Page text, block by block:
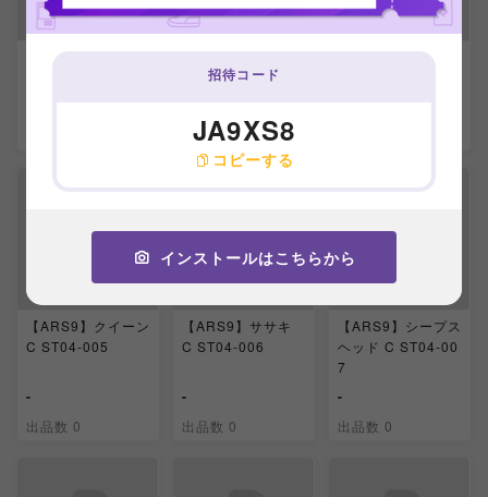
【ARS9】うるティ
【ARS9】カイドウ
SR ST04-003
-
出品数 0
【ARS9】キング S
-
【ARS9】クイーン
C ST04-005
-
出品数 0
【ARS9】ササキ
C ST04-006
-
出品数 0
【ARS9】シープス
ヘッド C ST04-00
7
-
出品数 0
招待コード
JA9XS8
コピーする
インストールはこちらから